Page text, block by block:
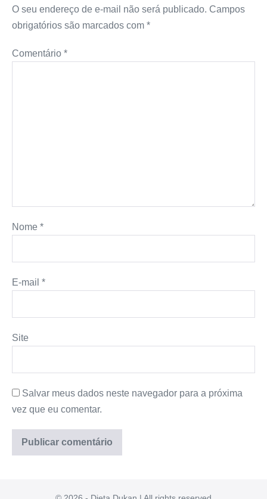
O seu endereço de e-mail não será publicado. Campos
obrigatórios são marcados com *
Comentário *
Nome *
E-mail *
Site
Salvar meus dados neste navegador para a próxima
vez que eu comentar.